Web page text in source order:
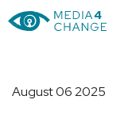
August 06 2025